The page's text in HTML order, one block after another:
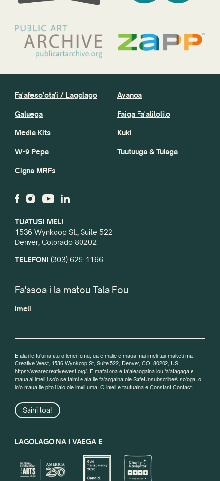
TUATUSI MELI
1536 Wynkoop St., Suite 522
Denver, Colorado 80202
TELEFONI (303) 629-1166
Fa'afeso'ota'i / Lagolago
Galuega
Media Kits
W-9 Pepa
Cigna MRFs
Avanoa
Faiga Fa'alilolilo
Kuki
Tuutuuga & Tulaga
Fa'asoa i la matou Tala Fou
imeli
E ala i le tu'uina atu o lenei fomu, ua e malie e maua mai imeli tau maketi mai:
Creative West, 1536 Wynkoop St, Suite 522, Denver, CO, 80202, US,
https://wearecreativewest.org/. E mafai ona e fa'aleaogaina lou fa'atagaga e
maua ai imeli i so'o se taimi e ala ile fa'aogaina ole SafeUnsubscribe® so'oga, o
lo'o maua ile pito i lalo ole imeli uma. O imeli e tautuaina e Constant Contact.
Saini loa!
LAGOLAGOINA I VAEGA E